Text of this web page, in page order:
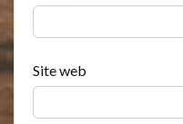
Site web